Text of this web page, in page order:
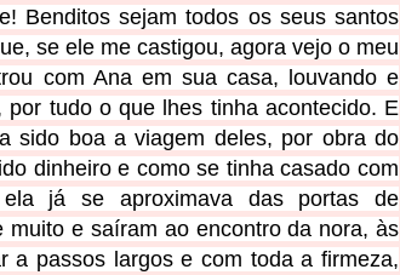
Benditos sejam todos os seus santos
se ele me castigou, agora vejo o meu
com Ana em sua casa, louvando e
tudo o que lhes tinha acontecido. E
sido boa a viagem deles, por obra do
dinheiro e como se tinha casado com
já se aproximava das portas de
muito e saíram ao encontro da nora, às
a passos largos e com toda a firmeza,